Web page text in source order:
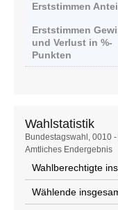
Erststimmen
Erststimmen
und Verlust in %-
Punkten
Wahlstatistik
Wahlstatistik
Bundestagswahl, 0010
Amtliches Endergebnis
Wahlberechtigte
Wählende